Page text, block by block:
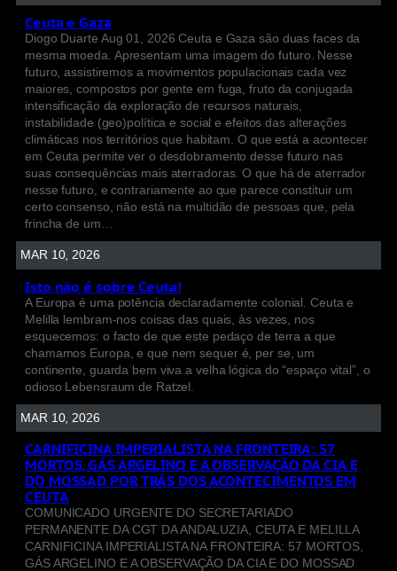
Ceuta e Gaza
Diogo Duarte Aug 01, 2026 Ceuta e Gaza são duas faces da
mesma moeda. Apresentam uma imagem do futuro. Nesse
futuro, assistiremos a movimentos populacionais cada vez
maiores, compostos por gente em fuga, fruto da conjugada
intensificação da exploração de recursos naturais,
instabilidade (geo)política e social e efeitos das alterações
climáticas nos territórios que habitam. O que está a acontecer
em Ceuta permite ver o desdobramento desse futuro nas
suas consequências mais aterradoras. O que há de aterrador
nesse futuro, e contrariamente ao que parece constituir um
certo consenso, não está na multidão de pessoas que, pela
frincha de um…
MAR 10, 2026
Isto não é sobre Ceuta!
A Europa é uma potência declaradamente colonial. Ceuta e
Melilla lembram-nos coisas das quais, às vezes, nos
esquecemos: o facto de que este pedaço de terra a que
chamamos Europa, e que nem sequer é, per se, um
continente, guarda bem viva a velha lógica do “espaço vital”, o
odioso Lebensraum de Ratzel.
MAR 10, 2026
CARNIFICINA IMPERIALISTA NA FRONTEIRA: 57
MORTOS, GÁS ARGELINO E A OBSERVAÇÃO DA CIA E
DO MOSSAD POR TRÁS DOS ACONTECIMENTOS EM
CEUTA
COMUNICADO URGENTE DO SECRETARIADO
PERMANENTE DA CGT DA ANDALUZIA, CEUTA E MELILLA
CARNIFICINA IMPERIALISTA NA FRONTEIRA: 57 MORTOS,
GÁS ARGELINO E A OBSERVAÇÃO DA CIA E DO MOSSAD